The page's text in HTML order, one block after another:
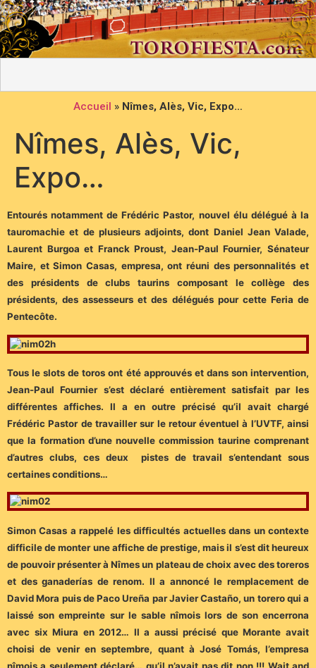
Accueil » Nîmes, Alès, Vic, Expo…
Nîmes, Alès, Vic,
Expo…
Entourés notamment de Frédéric Pastor, nouvel élu délégué à la
tauromachie et de plusieurs adjoints, dont Daniel Jean Valade,
Laurent Burgoa et Franck Proust, Jean-Paul Fournier, Sénateur
Maire, et Simon Casas, empresa, ont réuni des personnalités et
des présidents de clubs taurins composant le collège des
présidents, des assesseurs et des délégués pour cette Feria de
Pentecôte.
Tous le slots de toros ont été approuvés et dans son intervention,
Jean-Paul Fournier s’est déclaré entièrement satisfait par les
différentes affiches. Il a en outre précisé qu’il avait chargé
Frédéric Pastor de travailler sur le retour éventuel à l’UVTF, ainsi
que la formation d’une nouvelle commission taurine comprenant
d’autres clubs, ces deux pistes de travail s’entendant sous
certaines conditions…
Simon Casas a rappelé les difficultés actuelles dans un contexte
difficile de monter une affiche de prestige, mais il s’est dit heureux
de pouvoir présenter à Nîmes un plateau de choix avec des toreros
et des ganaderías de renom. Il a annoncé le remplacement de
David Mora puis de Paco Ureña par Javier Castaño, un torero qui a
laissé son empreinte sur le sable nîmois lors de son encerrona
avec six Miura en 2012… Il a aussi précisé que Morante avait
choisi de venir en septembre, quant à José Tomás, l’empresa